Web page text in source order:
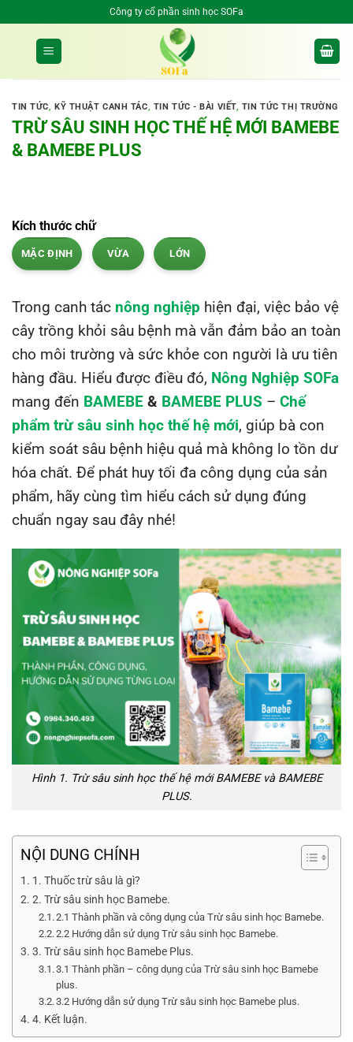
qua
Công ty cổ phần sinh học SOFa
TIN TỨC,KỸ THUẬT CANH TÁC, TIN TỨC - BÀI VIẾT, TIN TỨC THỊ TRƯỜNG
TRỪ SÂU SINH HỌC THẾ HỆ MỚI BAMEBE
& BAMEBE PLUS
Kích thước chữ
MẶC ĐỊNH VỪA LỚN
Trong canh tác nông nghiệp hiện đại, việc bảo vệ
cây trồng khỏi sâu bệnh mà vẫn đảm bảo an toàn
cho môi trường và sức khỏe con người là ưu tiên
hàng đầu. Hiểu được điều đó, Nông Nghiệp SOFa
mang đến BAMEBE & BAMEBE PLUS – Chế
phẩm trừ sâu sinh học thế hệ mới, giúp bà con
kiểm soát sâu bệnh hiệu quả mà không lo tồn dư
hóa chất. Để phát huy tối đa công dụng của sản
phẩm, hãy cùng tìm hiểu cách sử dụng đúng
chuẩn ngay sau đây nhé!
Hình 1. Trừ sâu sinh học thế hệ mới BAMEBE và BAMEBE
PLUS.
NỘI DUNG CHÍNH
1. Thuốc trừ sâu là gì?
2. Trừ sâu sinh học Bamebe.
2.1 Thành phần và công dụng của Trừ sâu sinh học Bamebe.
2.2 Hướng dẫn sử dụng Trừ sâu sinh học Bamebe.
3. Trừ sâu sinh học Bamebe Plus.
3.1 Thành phần – công dụng của Trừ sâu sinh học Bamebe
plus.
3.2 Hướng dẫn sử dụng Trừ sâu sinh học Bamebe plus.
4. Kết luận.